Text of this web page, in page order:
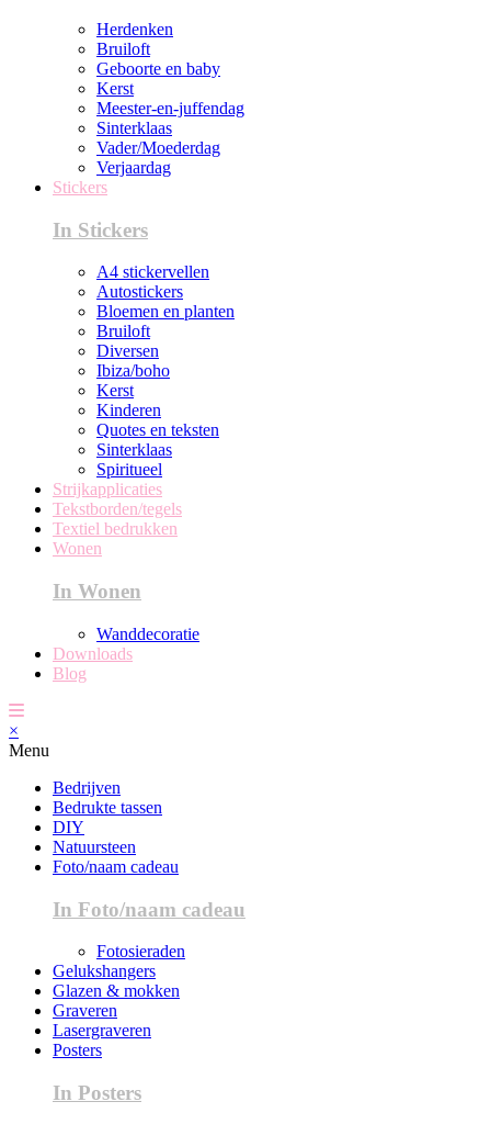
Herdenken
Bruiloft
Geboorte en baby
Kerst
Meester-en-juffendag
Sinterklaas
Vader/Moederdag
Verjaardag
Stickers
In Stickers
A4 stickervellen
Autostickers
Bloemen en planten
Bruiloft
Diversen
Ibiza/boho
Kerst
Kinderen
Quotes en teksten
Sinterklaas
Spiritueel
Strijkapplicaties
Tekstborden/tegels
Textiel bedrukken
Wonen
In Wonen
Wanddecoratie
Downloads
Blog
×
Menu
Bedrijven
Bedrukte tassen
DIY
Natuursteen
Foto/naam cadeau
In Foto/naam cadeau
Fotosieraden
Gelukshangers
Glazen & mokken
Graveren
Lasergraveren
Posters
In Posters